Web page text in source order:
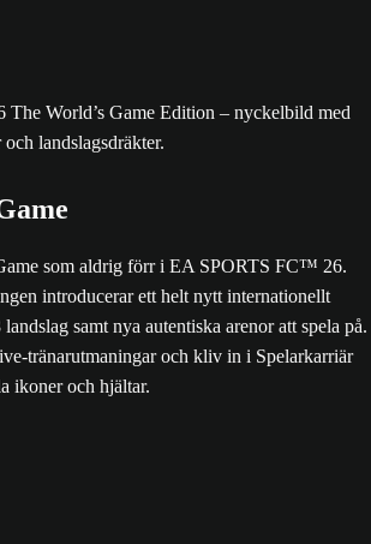
som aldrig förr i EA SPORTS FC™ 26.
introducerar ett helt nytt internationellt
samt nya autentiska arenor att spela på.
tränarutmaningar och kliv in i Spelarkarriär
ikoner och hjältar.